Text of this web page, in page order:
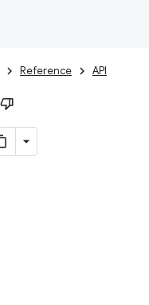
Reference API